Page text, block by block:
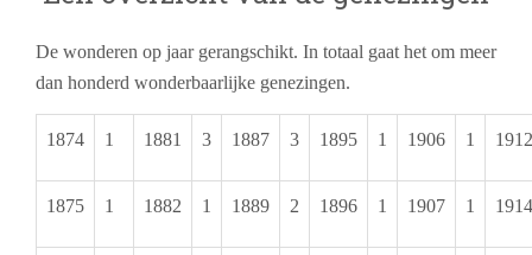
De wonderen op jaar gerangschikt. In totaal gaat het om meer
dan honderd wonderbaarlijke genezingen.
1874 1 1881 3 1887 3 1895 1 1906 1 1912
1875 1 1882 1 1889 2 1896 1 1907 1 1914